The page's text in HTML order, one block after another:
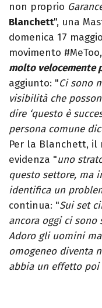
non proprio
Blanchett", una
domenica 17
movimento
molto velocemente
aggiunto: "Ci sono
visibilità che
dire ‘questo è
persona comune
Per la Blanchett, il
evidenza "uno
questo settore, ma
identifica un
continua: "Sui set
ancora oggi ci sono
Adoro gli uomini
omogeneo diventa
abbia un effetto poi